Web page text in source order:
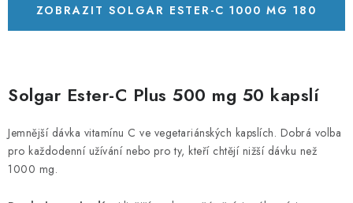
ZOBRAZIT SOLGAR ESTER-C 1000 MG 180
Solgar Ester-C Plus 500 mg 50 kapslí
Jemnější dávka vitamínu C ve vegetariánských kapslích. Dobrá volba
pro každodenní užívání nebo pro ty, kteří chtějí nižší dávku než
1000 mg.